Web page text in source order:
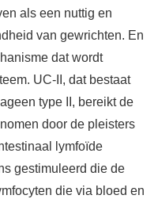
als een nuttig en
van gewrichten. En
dat wordt
UC-II, dat bestaat
type II, bereikt de
door de pleisters
lymfoïde
gestimuleerd die de
die via bloed en